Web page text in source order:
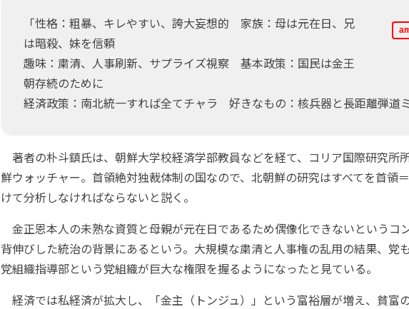
「性格：粗暴、キレやすい、誇大妄想的 家族：母は元在日、兄
は暗殺、妹を信頼
趣味：粛清、人事刷新、サプライズ視察 基本政策：国民は金王
朝存続のために
経済政策：南北統一すれば全てチャラ 好きなもの：核兵器と長距離弾道ミ
著者の朴斗鎮氏は、朝鮮大学校経済学部教員などを経て、コリア国際研究所
鮮ウォッチャー。首領絶対独裁体制の国なので、北朝鮮の研究はすべてを首領
けて分析しなければならないと説く。
金正恩本人の未熟な資質と母親が元在日であるため偶像化できないというコ
背伸びした統治の背景にあるという。大規模な粛清と人事権の乱用の結果、党
党組織指導部という党組織が巨大な権限を握るようになったと見ている。
経済では私経済が拡大し、「金主（トンジュ）」という富裕層が増え、貧富